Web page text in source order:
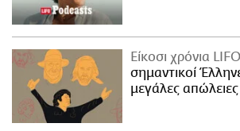
Είκοσι χρόνια LIFO
σημαντικοί
μεγάλες απώλειες